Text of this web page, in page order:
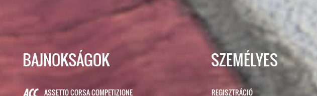
BAJNOKSÁGOK
ASSETTO CORSA COMPETIZIONE
SZEMÉLYES
REGISZTRÁCIÓ